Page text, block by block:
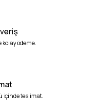
kolay ödeme.
içinde teslimat.